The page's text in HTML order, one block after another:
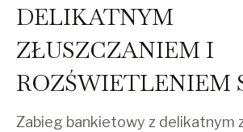
DELIKATNYM
ZŁUSZCZANIEM I
ROZŚWIETLENIEM
Zabieg bankietowy z delikatnym